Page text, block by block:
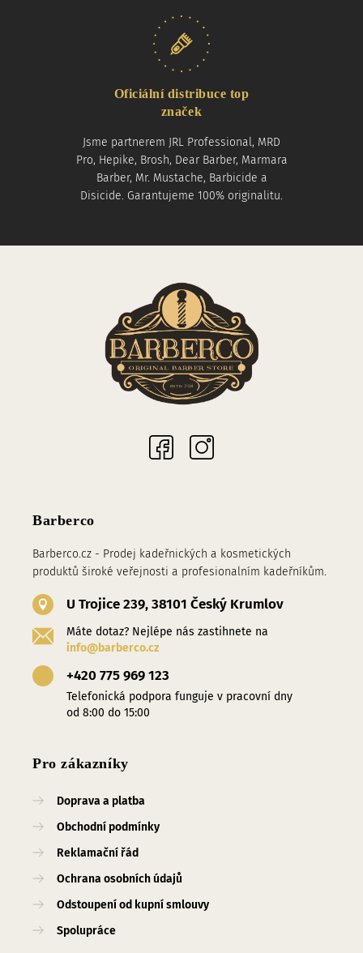
Oficiální distribuce top
značek
Jsme partnerem JRL Professional, MRD
Pro, Hepike, Brosh, Dear Barber, Marmara
Barber, Mr. Mustache, Barbicide a
Disicide. Garantujeme 100% originalitu.
Barberco
Barberco.cz - Prodej kadeřnických a kosmetických
produktů široké veřejnosti a profesionalním kadeřníkům.
U Trojice 239, 38101 Český Krumlov
Máte dotaz? Nejlépe nás zastihnete na
info@barberco.cz
+420 775 969 123
Telefonická podpora funguje v pracovní dny
od 8:00 do 15:00
Pro zákazníky
Doprava a platba
Obchodní podmínky
Reklamační řád
Ochrana osobních údajů
Odstoupení od kupní smlouvy
Spolupráce